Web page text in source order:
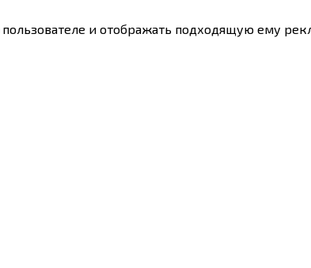
и отображать подходящую ему